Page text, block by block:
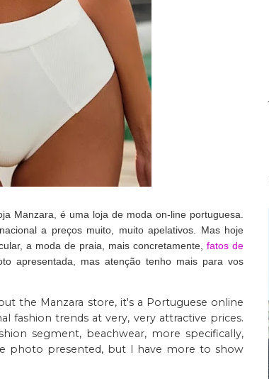
Manzara, é uma loja de moda on-line portuguesa.
a preços muito, muito apelativos. Mas hoje
a moda de praia, mais concretamente,fatos de
apresentada, mas atenção tenho mais para vos
the Manzara store, it's a Portuguese online
fashion trends at very, very attractive prices.
segment, beachwear, more specifically,
photo presented, but I have more to show